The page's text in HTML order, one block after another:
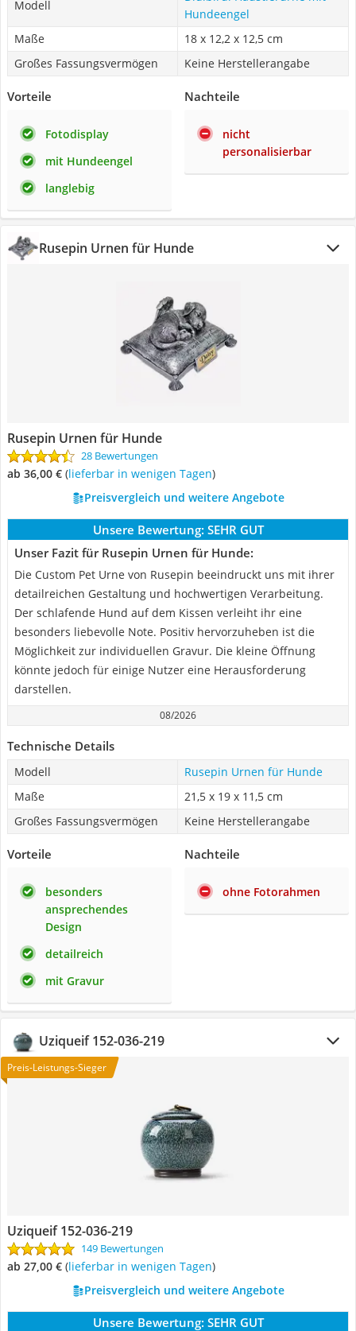
Modell
Hundeengel
Maße
18 x 12,2 x 12,5 cm
Großes Fassungsvermögen
Keine Herstellerangabe
Vorteile
Fotodisplay
mit Hundeengel
langlebig
Nachteile
nicht
personalisierbar
Rusepin Urnen für Hunde
Rusepin Urnen für Hunde
28 Bewertungen
ab 36,00 € ( Lieferbar in wenigen Tagen)
Preisvergleich und weitere Angebote
Unsere Bewertung: SEHR GUT
Unser Fazit für Rusepin Urnen für Hunde:
Die Custom Pet Urne von Rusepin beeindruckt uns mit ihrer
detailreichen Gestaltung und hochwertigen Verarbeitung.
Der schlafende Hund auf dem Kissen verleiht ihr eine
besonders liebevolle Note. Positiv hervorzuheben ist die
Möglichkeit zur individuellen Gravur. Die kleine Öffnung
könnte jedoch für einige Nutzer eine Herausforderung
darstellen.
08/2026
Technische Details
Modell
Rusepin Urnen für Hunde
Maße
21,5 x 19 x 11,5 cm
Großes Fassungsvermögen
Keine Herstellerangabe
Vorteile
besonders
ansprechendes
Design
detailreich
mit Gravur
Nachteile
ohne Fotorahmen
Uziqueif 152-036-219
Preis-Leistungs-Sieger
Uziqueif 152-036-219
149 Bewertungen
ab 27,00 € ( Lieferbar in wenigen Tagen)
Preisvergleich und weitere Angebote
Unsere Bewertung: SEHR GUT